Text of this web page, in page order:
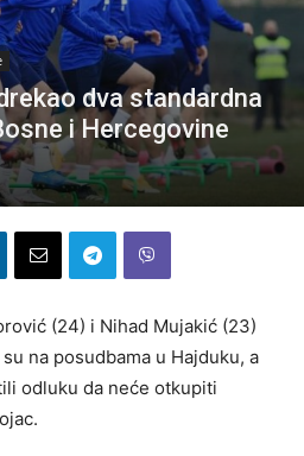
dva standardna
i Hercegovine
(24) i Nihad Mujakić (23)
na posudbama u Hajduku, a
odluku da neće otkupiti